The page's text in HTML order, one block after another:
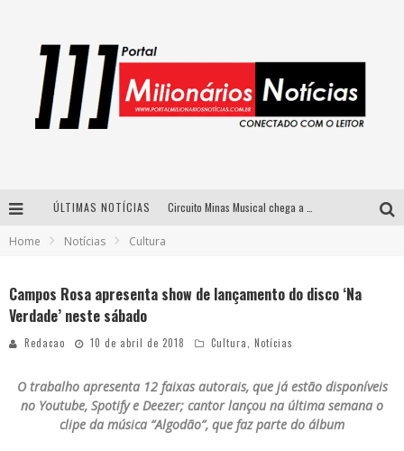
ÚLTIMAS NOTÍCIAS
Home Notícias Cultura
Campos Rosa apresenta show de lançamento do disco ‘Na
Verdade’ neste sábado
Redacao 10 de abril de 2018 Cultura Notícias
O trabalho apresenta 12 faixas autorais, que já estão disponíveis
no Youtube, Spotify e Deezer; cantor lançou na última semana o
clipe da música “Algodão”, que faz parte do álbum